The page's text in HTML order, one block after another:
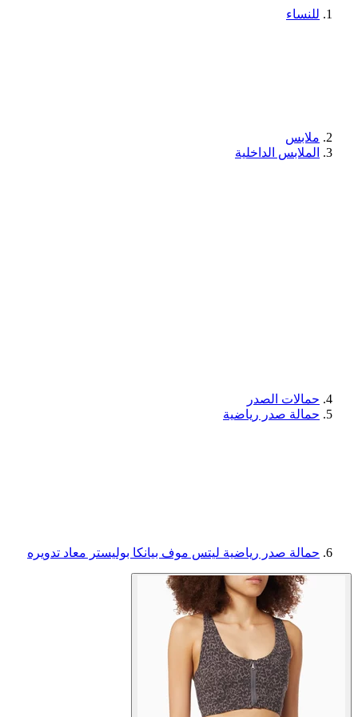
للنساء
ملابس
الملابس الداخلية
حمالات الصدر
حمالة صدر رياضية
حمالة صدر رياضية ليتس موف بيانكا بوليستر معاد تدويره